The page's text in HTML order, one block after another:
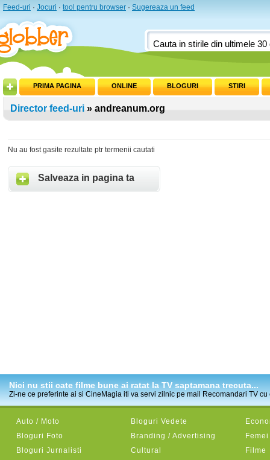
Feed-uri · Jocuri · tool pentru browser · Sugereaza un feed
PRIMA PAGINA ONLINE BLOGURI STIRI
Director feed-uri » andreanum.org
Nu au fost gasite rezultate ptr termenii cautati
Salveaza in pagina ta
Nici nu stii cate filme bune ai ratat la TV saptamana trecuta...
Zi-ne ce preferinte ai si CineMagia iti va servi zilnic pe mail Recomandari TV
Auto / Moto
Bloguri Foto
Bloguri Jurnalisti
Bloguri Vedete
Branding / Advertising
Cultural
Femei
Filme